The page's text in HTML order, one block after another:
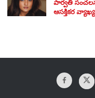
పార్వతి
ఆసక్తికర